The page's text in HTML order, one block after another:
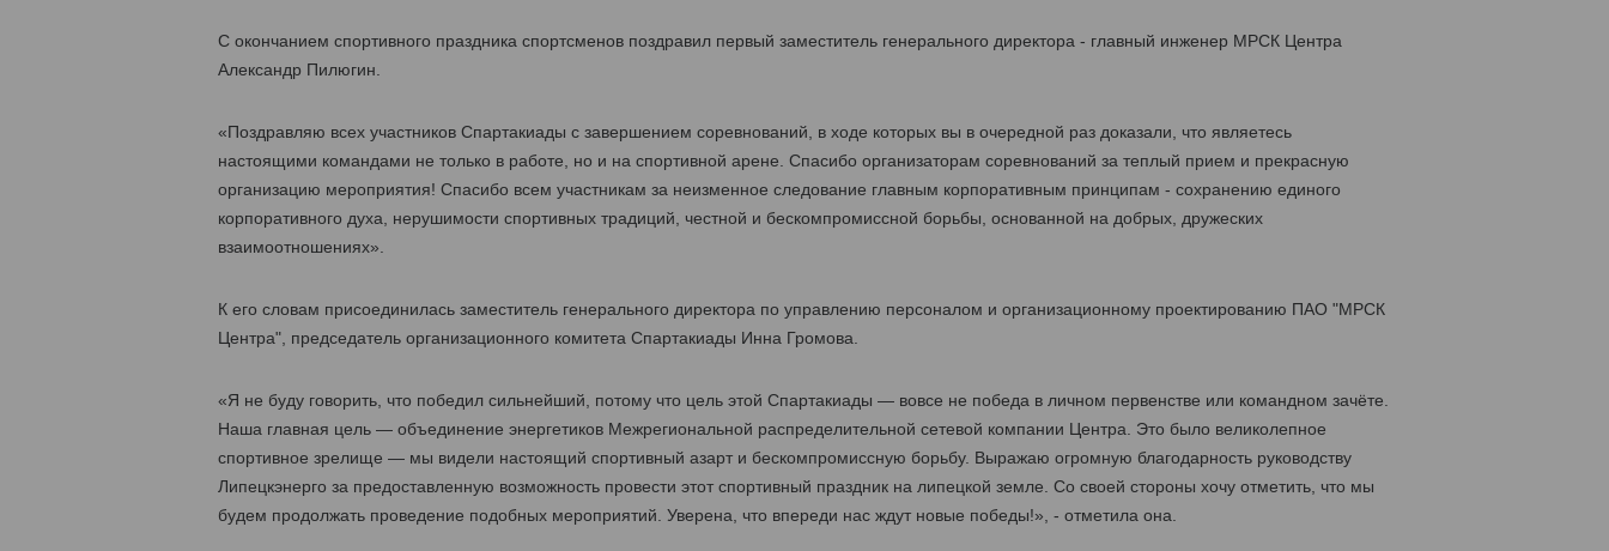
С окончанием спортивного праздника спортсменов поздравил первый заместитель генерального директора - главный инженер МРСК Центра
Александр Пилюгин.
«Поздравляю всех участников Спартакиады с завершением соревнований, в ходе которых вы в очередной раз доказали, что являетесь
настоящими командами не только в работе, но и на спортивной арене. Спасибо организаторам соревнований за теплый прием и прекрасную
организацию мероприятия! Спасибо всем участникам за неизменное следование главным корпоративным принципам - сохранению единого
корпоративного духа, нерушимости спортивных традиций, честной и бескомпромиссной борьбы, основанной на добрых, дружеских
взаимоотношениях».
К его словам присоединилась заместитель генерального директора по управлению персоналом и организационному проектированию ПАО "МРСК
Центра", председатель организационного комитета Спартакиады Инна Громова.
«Я не буду говорить, что победил сильнейший, потому что цель этой Спартакиады — вовсе не победа в личном первенстве или командном зачёте.
Наша главная цель — объединение энергетиков Межрегиональной распределительной сетевой компании Центра. Это было великолепное
спортивное зрелище — мы видели настоящий спортивный азарт и бескомпромиссную борьбу. Выражаю огромную благодарность руководству
Липецкэнерго за предоставленную возможность провести этот спортивный праздник на липецкой земле. Со своей стороны хочу отметить, что мы
будем продолжать проведение подобных мероприятий. Уверена, что впереди нас ждут новые победы!», - отметила она.